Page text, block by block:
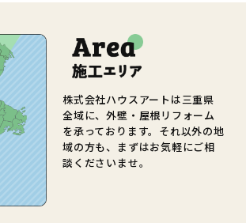
株式会社ハウスアートは三重県
全域に、外壁・屋根リフォーム
を承っております。それ以外の地
域の方も、まずはお気軽にご相
談くださいませ。